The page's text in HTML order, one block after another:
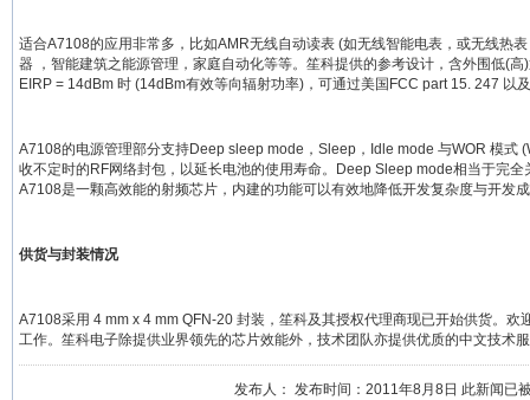
适合A7108的应用非常多，比如AMR无线自动读表 (如无线智能电表，或无线热
器 ，智能建筑之能源管理，家庭自动化等等。笙科提供的参考设计，含外围低(
EIRP = 14dBm 时 (14dBm有效等向辐射功率)，可通过美国FCC part 15. 247 以
A7108的电源管理部分支持Deep sleep mode，Sleep，Idle mode 与WOR 模式
收不定时的RF网络封包，以延长电池的使用寿命。Deep Sleep mode相当于完
A7108是一颗高效能的射频芯片，内建的功能可以有效地降低开发复杂度与开发
供货与封装情况
A7108采用 4 mm x 4 mm QFN-20 封装，笙科及其授权代理商现已开始供货。
工作。笙科电子除提供业界领先的芯片效能外，技术团队亦提供优质的中文技术
发布人： 发布时间：2011年8月8日 此新闻已